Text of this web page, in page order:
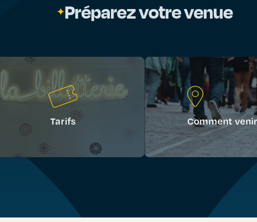
Préparez votre venue
Tarifs Comment